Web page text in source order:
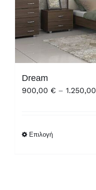
Dream
900,00 € – 1.250,00
Επιλογή